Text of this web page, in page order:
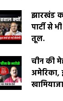
झारखंड
पार्टी से
तूल.
चीन की
अमेरिका,
खामियाजा